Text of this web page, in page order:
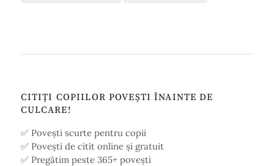
CITIȚI COPIILOR POVEȘTI ÎNAINTE DE
CULCARE!
✅ Povești scurte pentru copii
✅ Povești de citit online și gratuit
✅ Pregătim peste 365+ povești